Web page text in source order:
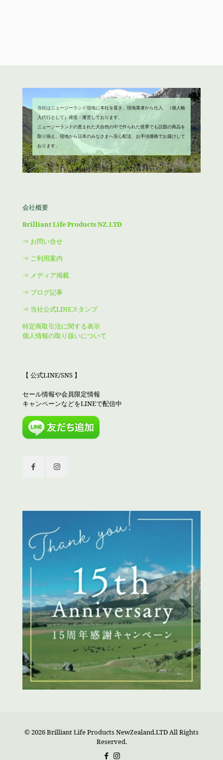
当社はニュージーランド現地に本社を置き、現地業者から仕入、（個人輸
入代行として）発送・運営しております。
ニュージーランドの恵まれた大自然の中で作られた世界でも話題の商品を
取り揃え、現地から日本のみなさまへ安心配送、お手頃価格でお届けして
おります。
会社概要
Brilliant Life Products NZ.LTD
⇒ お問い合せ
⇒ ご利用案内
⇒ メディア掲載
⇒ ブログ記事
⇒ 当社公式LINEスタンプ
特定商取引法に関する表示
個人情報の取り扱いについて
【 公式LINE/SNS 】
セール情報や会員限定情報
キャンペーンなどをLINEで配信中
© 2026 Brilliant Life Products NewZealand.LTD All Rights
Reserved.